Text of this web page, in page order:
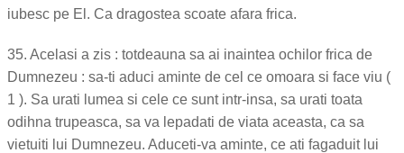
iubesc pe El. Ca dragostea scoate afara frica.
35. Acelasi a zis : totdeauna sa ai inaintea ochilor frica de
Dumnezeu : sa-ti aduci aminte de cel ce omoara si face viu (
1 ). Sa urati lumea si cele ce sunt intr-insa, sa urati toata
odihna trupeasca, sa va lepadati de viata aceasta, ca sa
vietuiti lui Dumnezeu. Aduceti-va aminte, ce ati fagaduit lui